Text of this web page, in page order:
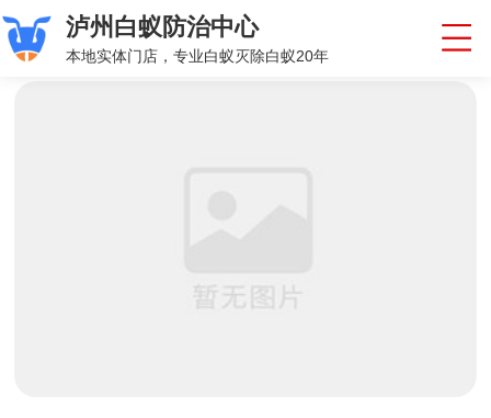
泸州白蚁防治中心
本地实体门店，专业白蚁灭除白蚁20年